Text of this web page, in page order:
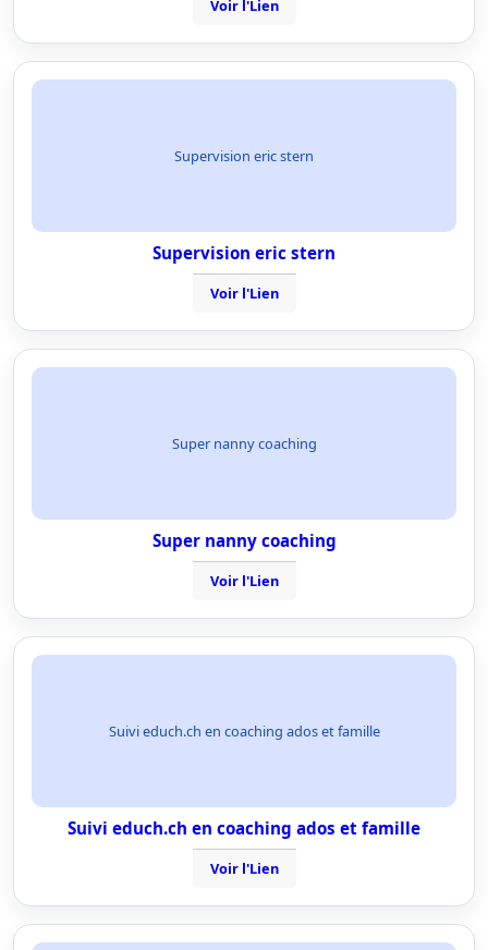
Voir l'Lien
Supervision eric stern
Supervision eric stern
Voir l'Lien
Super nanny coaching
Super nanny coaching
Voir l'Lien
Suivi educh.ch en coaching ados et famille
Suivi educh.ch en coaching ados et famille
Voir l'Lien